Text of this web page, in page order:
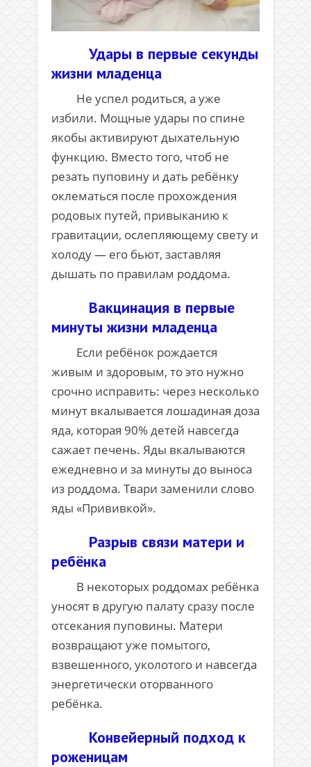
Удары в первые секунды
жизни младенца
Не успел родиться, а уже
избили. Мощные удары по спине
якобы активируют дыхательную
функцию. Вместо того, чтоб не
резать пуповину и дать ребёнку
оклематься после прохождения
родовых путей, привыканию к
гравитации, ослепляющему свету и
холоду — его бьют, заставляя
дышать по правилам роддома.
Вакцинация в первые
минуты жизни младенца
Если ребёнок рождается
живым и здоровым, то это нужно
срочно исправить: через несколько
минут вкалывается лошадиная доза
яда, которая 90% детей навсегда
сажает печень. Яды вкалываются
ежедневно и за минуты до выноса
из роддома. Твари заменили слово
яды «Прививкой».
Разрыв связи матери и
ребёнка
В некоторых роддомах ребёнка
уносят в другую палату сразу после
отсекания пуповины. Матери
возвращают уже помытого,
взвешенного, уколотого и навсегда
энергетически оторванного
ребёнка.
Конвейерный подход к
роженицам